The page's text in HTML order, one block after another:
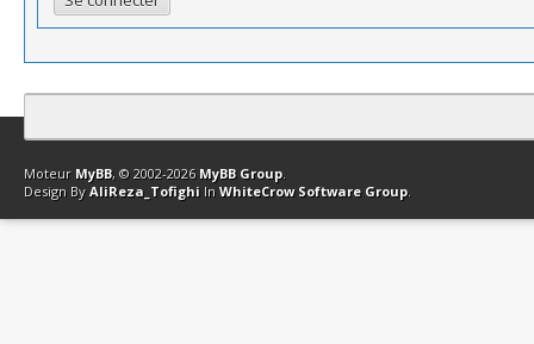
Contact Club Affiliation Retourner en haut Version bas-débit
Moteur MyBB, © 2002-2026 MyBB Group.
Design By AliReza_Tofighi In WhiteCrow Software Group.